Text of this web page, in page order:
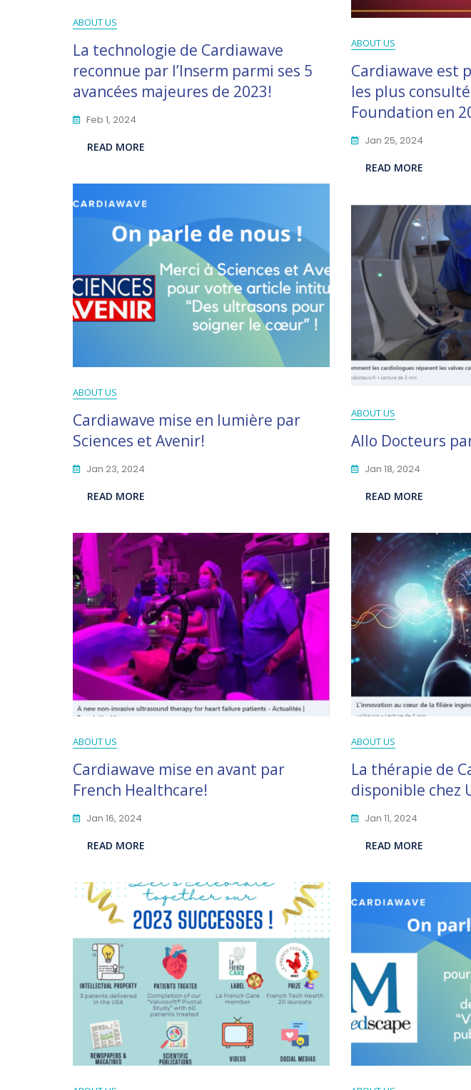
ABOUT US
La technologie de Cardiawave
reconnue par l’Inserm parmi ses 5
avancées majeures de 2023!
Feb 1, 2024
READ MORE
ABOUT US
Cardiawave est
les plus
Foundation en
Jan 25, 2024
READ MORE
ABOUT US
Cardiawave mise en lumière par
Sciences et Avenir!
Jan 23, 2024
READ MORE
ABOUT US
Allo Docteurs
Jan 18, 2024
READ MORE
ABOUT US
Cardiawave mise en avant par
French Healthcare!
Jan 16, 2024
READ MORE
ABOUT US
La thérapie de
disponible chez
Jan 11, 2024
READ MORE